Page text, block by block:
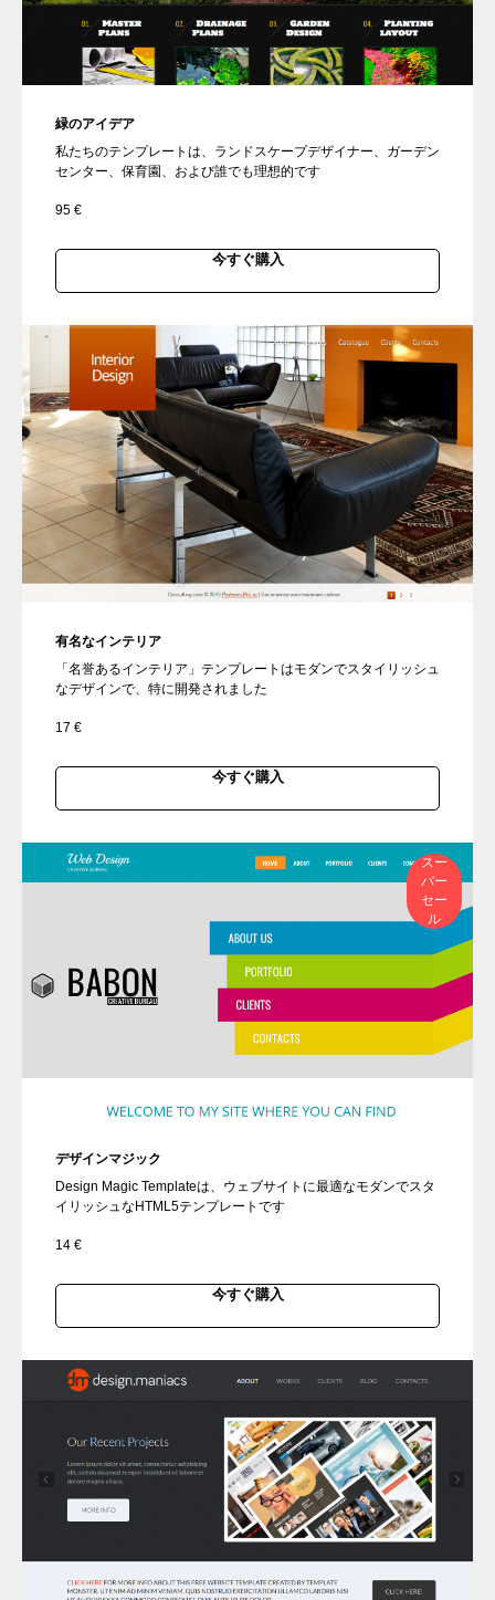
緑のアイデア
私たちのテンプレートは、ランドスケープデザイナー、ガーデン
センター、保育園、および誰でも理想的です
95 €
今すぐ購入
有名なインテリア
「名誉あるインテリア」テンプレートはモダンでスタイリッシュ
なデザインで、特に開発されました
17 €
今すぐ購入
スー
パー
セー
ル
デザインマジック
Design Magic Templateは、ウェブサイトに最適なモダンでスタ
イリッシュなHTML5テンプレートです
14 €
今すぐ購入